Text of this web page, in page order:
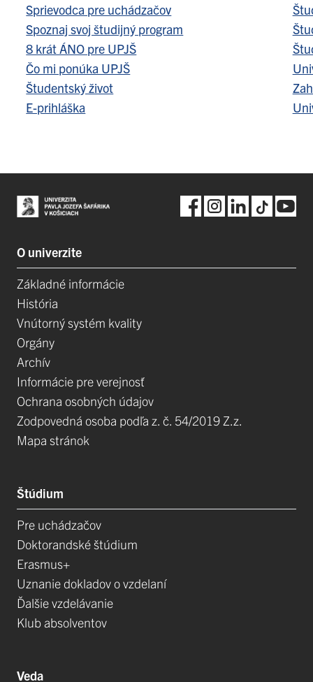
Sprievodca pre uchádzačov
Spoznaj svoj študijný program
8 krát ÁNO pre UPJŠ
Čo mi ponúka UPJŠ
Študentský život
E-prihláška
O univerzite
Základné informácie
História
Vnútorný systém kvality
Orgány
Archív
Informácie pre verejnosť
Ochrana osobných údajov
Zodpovedná osoba podľa z. č. 54/2019 Z.z.
Mapa stránok
Štúdium
Pre uchádzačov
Doktorandské štúdium
Erasmus+
Uznanie dokladov o vzdelaní
Ďalšie vzdelávanie
Klub absolventov
Veda